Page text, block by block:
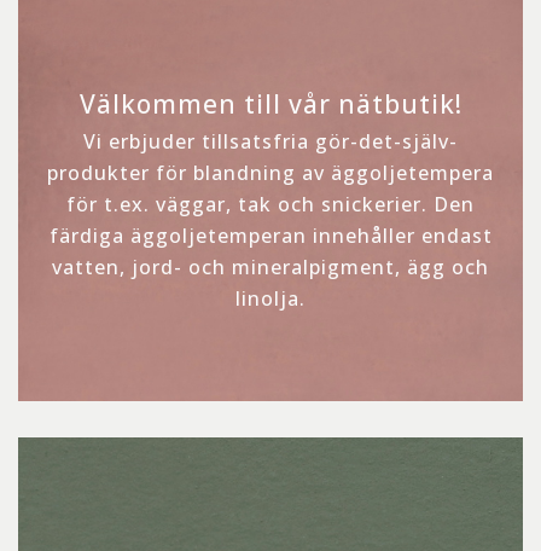
Välkommen till vår nätbutik!
Vi erbjuder tillsatsfria gör-det-själv-
produkter för blandning av äggoljetempera
för t.ex. väggar, tak och snickerier. Den
färdiga äggoljetemperan innehåller endast
vatten, jord- och mineralpigment, ägg och
linolja.